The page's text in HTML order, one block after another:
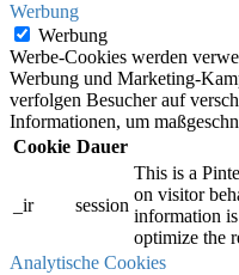
Werbung
Werbung
Werbe-Cookies werden
Werbung und Marketing-
verfolgen Besucher auf
Informationen, um
Cookie Dauer
_ir session
This is a
on visitor
information
optimize the
Analytische Cookies